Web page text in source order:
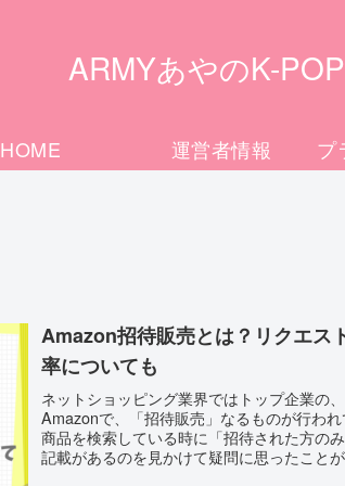
ARMYあやのK-
HOME 運営者情報
Amazon招待販売とは？リクエス
率についても
ネットショッピング業界ではトップ企業の
Amazonで、「招待販売」なるものが行わ
商品を検索している時に「招待された方の
記載があるのを見かけて疑問に思ったこと